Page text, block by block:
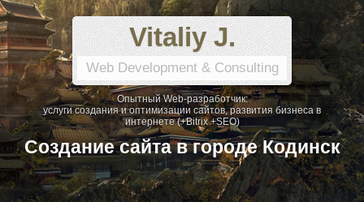
Vitaliy J.
Web Development & Consulting
Опытный Web-разработчик:
услуги создания и оптимизации сайтов, развития бизнеса в
интернете (+Bitrix +SEO)
Создание сайта в городе Кодинск